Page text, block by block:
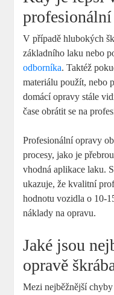
V případě hlubokých
základního laku nebo
odborníka. Taktéž
materiálu použít, nebo
domácí‍ opravy stále
čase obrátit se na
Profesionální opravy
procesy, jako je
vhodná aplikace laku.⁢
ukazuje, že kvalitní
hodnotu vozidla o 10-
náklady na ⁢opravu.
Jaké jsou
opravě
Mezi nejběžnější